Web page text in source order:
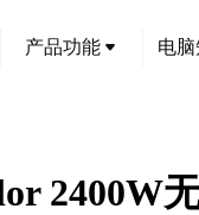
产品功能 电
2400W